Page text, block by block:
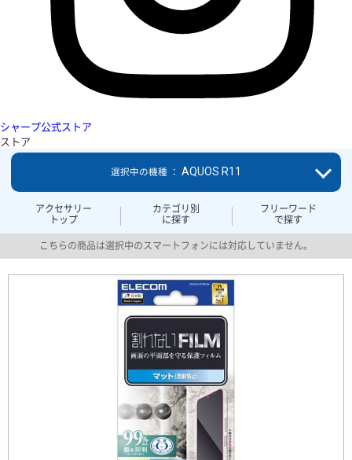
シャープ公式ストア
ストア
アクセサリー
トップ
カテゴリ別
に探す
フリーワード
で探す
選択中の機種 ： AQUOS R11
こちらの商品は選択中のスマートフォンには対応していません。